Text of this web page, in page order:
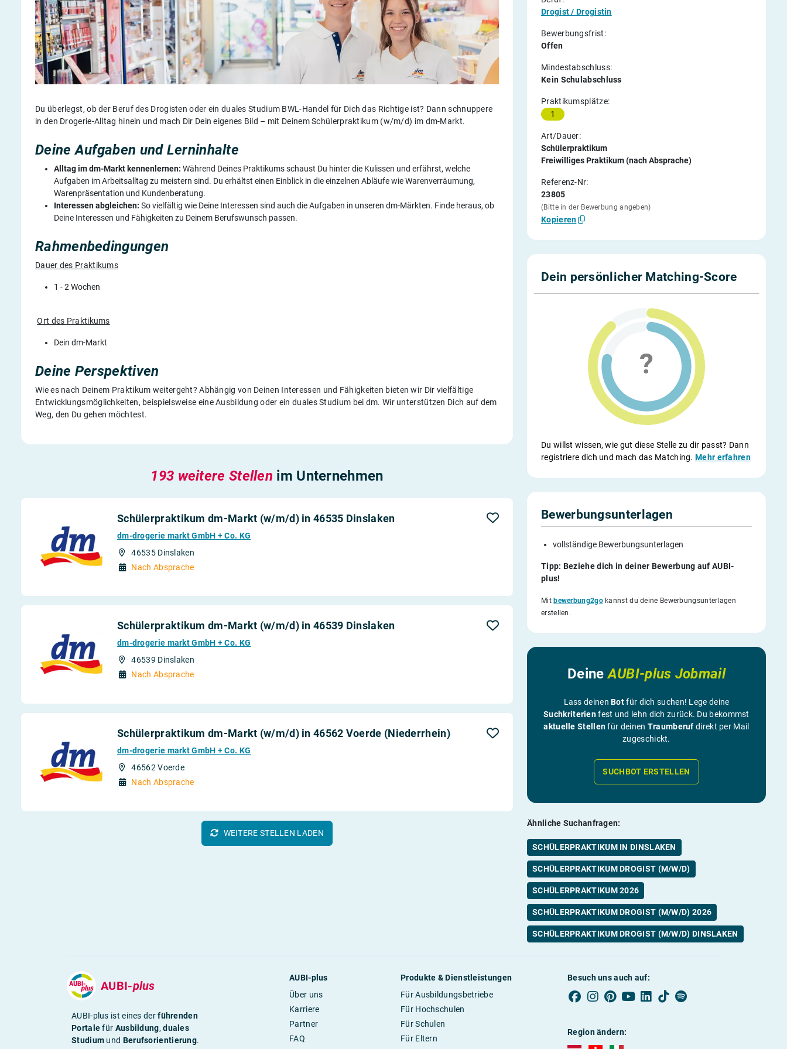
Du überlegst, ob der Beruf des Drogisten oder ein duales Studium BWL-Handel für Dich das Richtige ist? Dann schnuppere
in den Drogerie-Alltag hinein und mach Dir Dein eigenes Bild – mit Deinem Schülerpraktikum (w/m/d) im dm-Markt.
Deine Aufgaben und Lerninhalte
Alltag im dm-Markt kennenlernen: Während Deines Praktikums schaust Du hinter die Kulissen und erfährst, welche
Aufgaben im Arbeitsalltag zu meistern sind. Du erhältst einen Einblick in die einzelnen Abläufe wie Warenverräumung,
Warenpräsentation und Kundenberatung.
Interessen abgleichen: So vielfältig wie Deine Interessen sind auch die Aufgaben in unseren dm-Märkten. Finde heraus, ob
Deine Interessen und Fähigkeiten zu Deinem Berufswunsch passen.
Rahmenbedingungen
Dauer des Praktikums
1 - 2 Wochen
Ort des Praktikums
Dein dm-Markt
Deine Perspektiven
Wie es nach Deinem Praktikum weitergeht? Abhängig von Deinen Interessen und Fähigkeiten bieten wir Dir vielfältige
Entwicklungsmöglichkeiten, beispielsweise eine Ausbildung oder ein duales Studium bei dm. Wir unterstützen Dich auf dem
Weg, den Du gehen möchtest.
Drogist / Drogistin
Bewerbungsfrist:
Offen
Mindestabschluss:
Kein Schulabschluss
Praktikumsplätze:
1
Art/Dauer:
Schülerpraktikum
Freiwilliges Praktikum (nach Absprache)
Referenz-Nr:
23805
(Bitte in der Bewerbung angeben)
Kopieren
Dein persönlicher Matching-Score
Du willst wissen, wie gut diese Stelle zu dir passt? Dann
registriere dich und mach das Matching.Mehr erfahren
Bewerbungsunterlagen
vollständige Bewerbungsunterlagen
Tipp: Beziehe dich in deiner Bewerbung auf AUBI-
plus!
Mitbewerbung2gokannst du deine Bewerbungsunterlagen
erstellen.
DeineAUBI-plus Jobmail
Lass deinenBotfür dich suchen! Lege deine
Suchkriterienfest und lehn dich zurück. Du bekommst
aktuelle Stellenfür deinen Traumberuf direkt per Mail
zugeschickt.
SUCHBOT ERSTELLEN
Ähnliche Suchanfragen:
SCHÜLERPRAKTIKUM IN DINSLAKEN
SCHÜLERPRAKTIKUM DROGIST (M/W/D)
SCHÜLERPRAKTIKUM 2026
SCHÜLERPRAKTIKUM DROGIST (M/W/D) 2026
SCHÜLERPRAKTIKUM DROGIST (M/W/D) DINSLAKEN
193 weitere Stellen im Unternehmen
Schülerpraktikum dm-Markt (w/m/d) in 46535 Dinslaken
dm-drogerie markt GmbH + Co. KG
46535 Dinslaken
Nach Absprache
Schülerpraktikum dm-Markt (w/m/d) in 46539 Dinslaken
dm-drogerie markt GmbH + Co. KG
46539 Dinslaken
Nach Absprache
Schülerpraktikum dm-Markt (w/m/d) in 46562 Voerde (Niederrhein)
dm-drogerie markt GmbH + Co. KG
46562 Voerde
Nach Absprache
WEITERE STELLEN LADEN
AUBI-plus
AUBI-plus ist eines derführenden
Portalefür Ausbildung,duales
Studium und Berufsorientierung.
AUBI-plus
Über uns
Karriere
Partner
FAQ
Produkte & Dienstleistungen
Für Ausbildungsbetriebe
Für Hochschulen
Für Schulen
Für Eltern
Besuch uns auch auf:
Region ändern: